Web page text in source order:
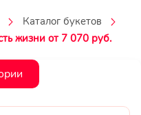
Оплата
Каталог букетов
жизни от 7 070 руб.